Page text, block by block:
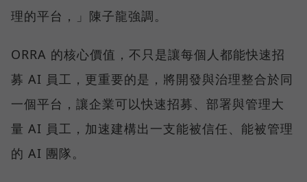
理的平台，」陳子龍強調。
ORRA 的核心價值，不只是讓每個人都能快速招
募 AI 員工，更重要的是，將開發與治理整合於同
一個平台，讓企業可以快速招募、部署與管理大
量 AI 員工，加速建構出一支能被信任、能被管理
的 AI 團隊。